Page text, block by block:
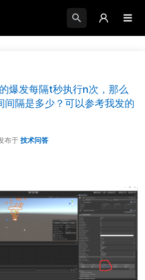
爆发每隔t秒执行n次，那么
间隔是多少？可以参考我发的
布于 技术问答